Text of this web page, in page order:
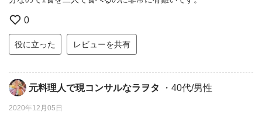
0
役に立った レビューを共有
元料理人で現コンサルなラヲタ ・40代/男性
2020年12月05日